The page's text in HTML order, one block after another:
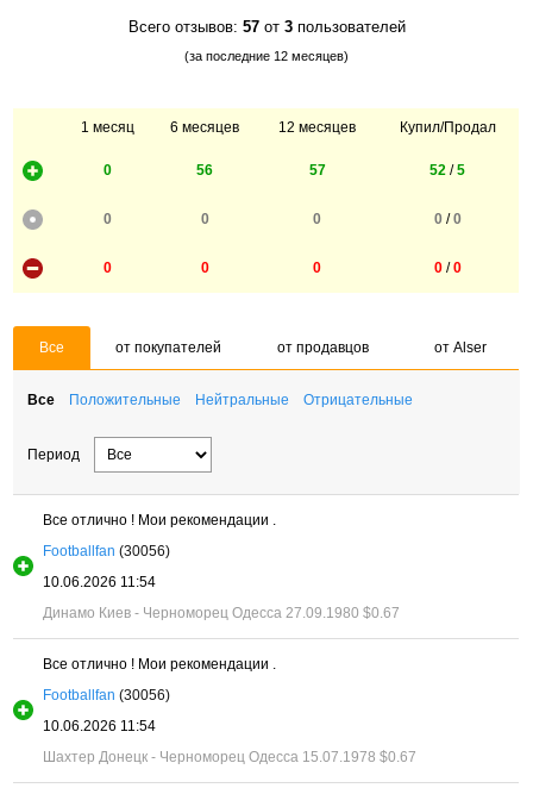
Всего отзывов: 57от 3пользователей
(за последние 12 месяцев)
1 месяц 6 месяцев 12 месяцев Купил/Продал
0 56 57 52 /5
0 0 0 0/0
0 0 0 0/0
Все от покупателей от продавцов от Alser
Все Положительные Нейтральные Отрицательные
Период
Все отлично ! Мои рекомендации .
Footballfan (30056)
10.06.2026 11:54
Динамо Киев - Черноморец Одесса 27.09.1980 $0.67
Все отлично ! Мои рекомендации .
Footballfan (30056)
10.06.2026 11:54
Шахтер Донецк - Черноморец Одесса 15.07.1978 $0.67